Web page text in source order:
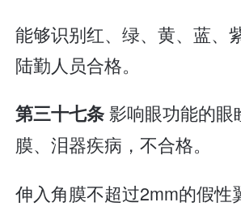
能够识别红、绿、黄、蓝、
陆勤人员合格。
第三十七条影响眼功能的眼
膜、泪器疾病，不合格。
伸入角膜不超过2mm的假性